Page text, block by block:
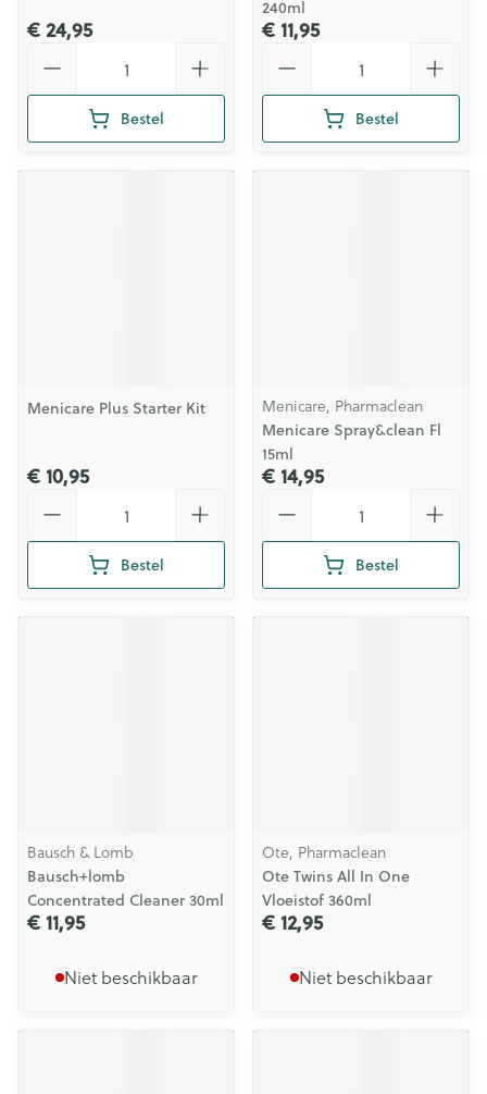
€ 24,95
Bestel
240ml
€ 11,95
Bestel
Menicare Plus Starter Kit
€ 10,95
Bestel
Menicare, Pharmaclean
Menicare Spray&clean Fl
15ml
€ 14,95
Bestel
Bausch & Lomb
Bausch+lomb
Concentrated Cleaner 30ml
€ 11,95
Niet beschikbaar
Ote, Pharmaclean
Ote Twins All In One
Vloeistof 360ml
€ 12,95
Niet beschikbaar